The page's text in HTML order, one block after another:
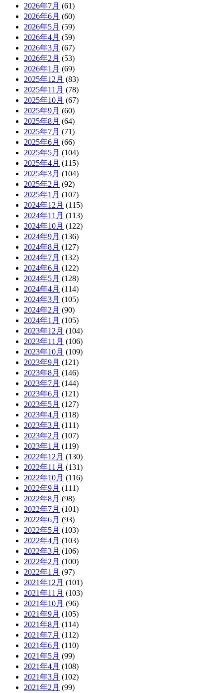
2026年7月 (61)
2026年6月 (60)
2026年5月 (59)
2026年4月 (59)
2026年3月 (67)
2026年2月 (53)
2026年1月 (69)
2025年12月 (83)
2025年11月 (78)
2025年10月 (67)
2025年9月 (60)
2025年8月 (64)
2025年7月 (71)
2025年6月 (66)
2025年5月 (104)
2025年4月 (115)
2025年3月 (104)
2025年2月 (92)
2025年1月 (107)
2024年12月 (115)
2024年11月 (113)
2024年10月 (122)
2024年9月 (136)
2024年8月 (127)
2024年7月 (132)
2024年6月 (122)
2024年5月 (128)
2024年4月 (114)
2024年3月 (105)
2024年2月 (90)
2024年1月 (105)
2023年12月 (104)
2023年11月 (106)
2023年10月 (109)
2023年9月 (121)
2023年8月 (146)
2023年7月 (144)
2023年6月 (121)
2023年5月 (127)
2023年4月 (118)
2023年3月 (111)
2023年2月 (107)
2023年1月 (119)
2022年12月 (130)
2022年11月 (131)
2022年10月 (116)
2022年9月 (111)
2022年8月 (98)
2022年7月 (101)
2022年6月 (93)
2022年5月 (103)
2022年4月 (103)
2022年3月 (106)
2022年2月 (100)
2022年1月 (97)
2021年12月 (101)
2021年11月 (103)
2021年10月 (96)
2021年9月 (105)
2021年8月 (114)
2021年7月 (112)
2021年6月 (110)
2021年5月 (99)
2021年4月 (108)
2021年3月 (102)
2021年2月 (99)